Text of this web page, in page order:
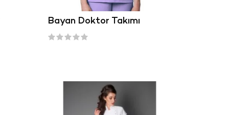
Bayan Doktor Takımı